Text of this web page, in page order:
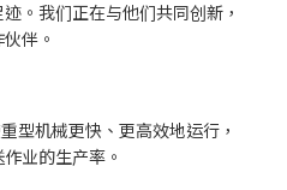
。我们正在与他们共同创新，
伴。
型机械更快、更高效地运行，
业的生产率。